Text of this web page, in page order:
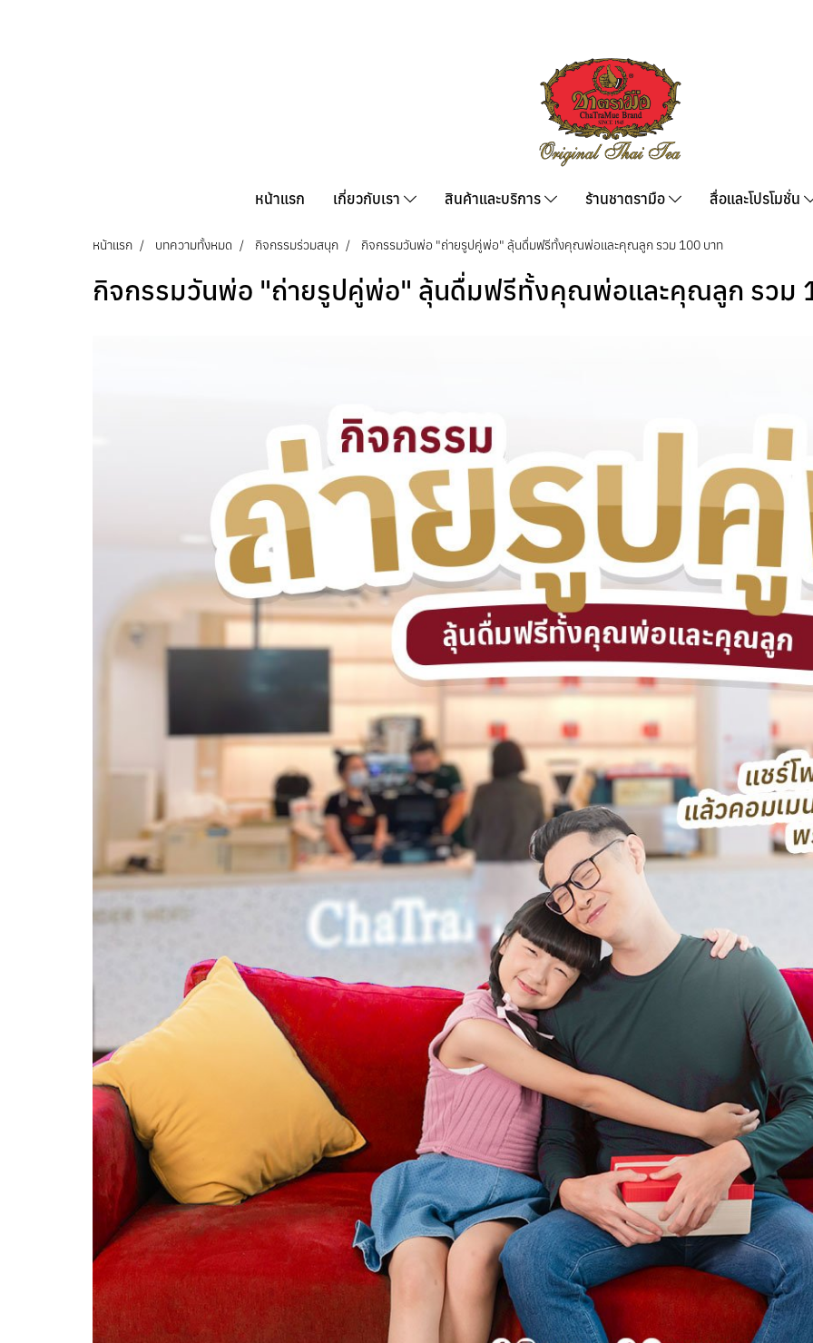
หน้าแรก เกี่ยวกับเรา สินค้าและบริการ ร้านชาตรามือ สื่อและโปรโมชั่น
หน้าแรก บทความทั้งหมด กิจกรรมร่วมสนุก กิจกรรมวันพ่อ "ถ่ายรูปคู่พ่อ" ลุ้นดื่มฟรีทั้งคุณพ่อและคุณลูก รวม 100 บาท
กิจกรรมวันพ่อ "ถ่ายรูปคู่พ่อ" ลุ้นดื่มฟรีทั้งคุณพ่อและคุณลูก รวม